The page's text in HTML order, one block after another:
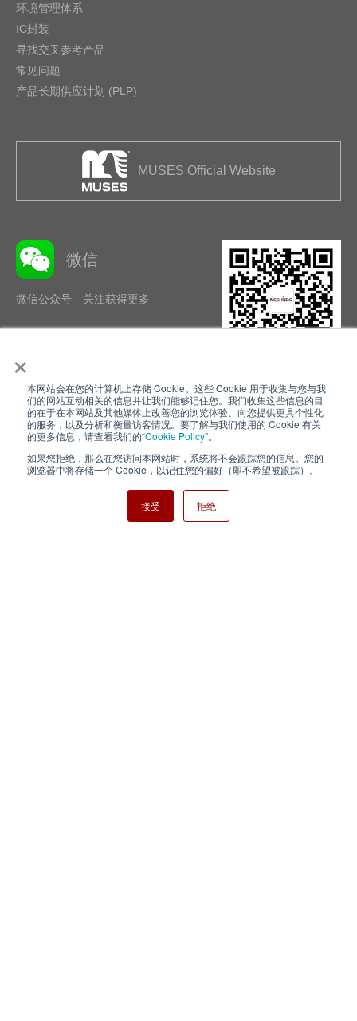
×
本网站会在您的计算机上存储 Cookie。这些 Cookie 用于收集与您与我
们的网站互动相关的信息并让我们能够记住您。我们收集这些信息的目
的在于在本网站及其他媒体上改善您的浏览体验、向您提供更具个性化
的服务，以及分析和衡量访客情况。要了解与我们使用的 Cookie 有关
的更多信息，请查看我们的“Cookie Policy”。
如果您拒绝，那么在您访问本网站时，系统将不会跟踪您的信息。您的
浏览器中将存储一个 Cookie，以记住您的偏好（即不希望被跟踪）。
接受 拒绝
环境管理体系
IC封装
寻找交叉参考产品
常见问题
产品长期供应计划 (PLP)
MUSES Official Website
微信
微信公众号 关注获得更多
隐私政策 使用条款
Cookie Policy 网站地图
Nisshinbo Holdings Inc.
Copyright ⓒ Nisshinbo Micro Devices Inc. All Rights Reserved.